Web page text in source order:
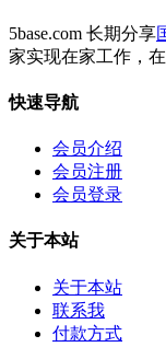
5base.com 长期分享
家实现在家工作，
快速导航
会员介绍
会员注册
会员登录
关于本站
关于本站
联系我
付款方式